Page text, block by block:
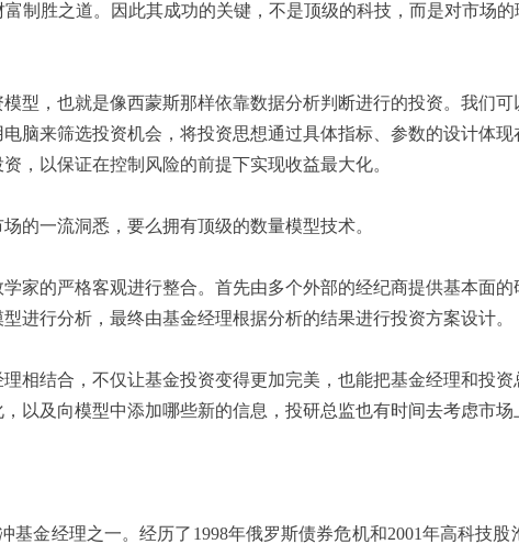
制胜之道。因此其成功的关键，不是顶级的科技，而是对市场
，也就是像西蒙斯那样依靠数据分析判断进行的投资。我们可
脑来筛选投资机会，将投资思想通过具体指标、参数的设计体
，以保证在控制风险的前提下实现收益最大化。
一流洞悉，要么拥有顶级的数量模型技术。
的严格客观进行整合。首先由多个外部的经纪商提供基本面的
进行分析，最终由基金经理根据分析的结果进行投资方案设计。
结合，不仅让基金投资变得更加完美，也能把基金经理和投资
以及向模型中添加哪些新的信息，投研总监也有时间去考虑市场
金经理之一。经历了1998年俄罗斯债券危机和2001年高科技股